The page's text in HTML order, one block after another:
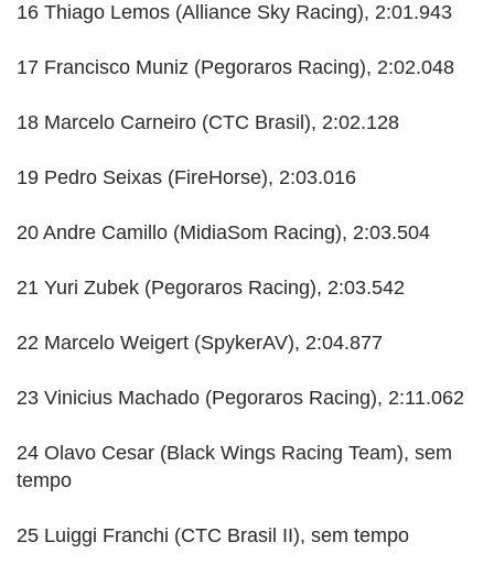
16 Thiago Lemos (Alliance Sky Racing), 2:01.943
17 Francisco Muniz (Pegoraros Racing), 2:02.048
18 Marcelo Carneiro (CTC Brasil), 2:02.128
19 Pedro Seixas (FireHorse), 2:03.016
20 Andre Camillo (MidiaSom Racing), 2:03.504
21 Yuri Zubek (Pegoraros Racing), 2:03.542
22 Marcelo Weigert (SpykerAV), 2:04.877
23 Vinicius Machado (Pegoraros Racing), 2:11.062
24 Olavo Cesar (Black Wings Racing Team), sem
tempo
25 Luiggi Franchi (CTC Brasil II), sem tempo